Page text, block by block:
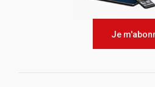
Je